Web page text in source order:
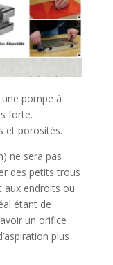
une pompe à
forte.
et porosités.
ne sera pas
des petits trous
aux endroits ou
étant de
un orifice
plus